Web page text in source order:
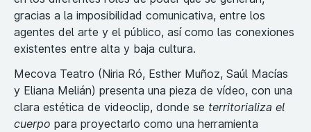
gracias a la imposibilidad comunicativa, entre los
agentes del arte y el público, así como las conexiones
existentes entre alta y baja cultura.
Mecova Teatro (Niria Ró, Esther Muñoz, Saúl Macías
y Eliana Melián) presenta una pieza de vídeo, con una
clara estética de videoclip, donde se territorializa el
cuerpo para proyectarlo como una herramienta